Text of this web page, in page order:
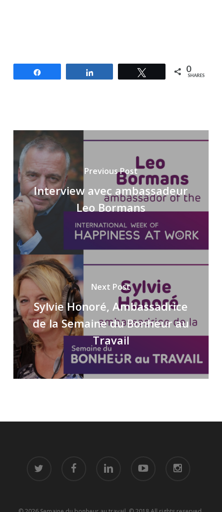
0
SHARES
Previous Post
Interview avec ambassadeur
Leo Bormans
Next Post
Sylvie Honoré, Ambassadrice
de la Semaine du Bonheur au
Travail